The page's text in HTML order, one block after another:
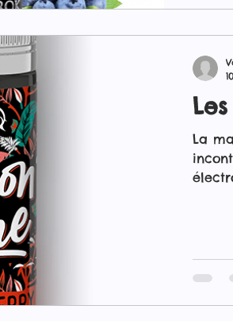
best-
La
une